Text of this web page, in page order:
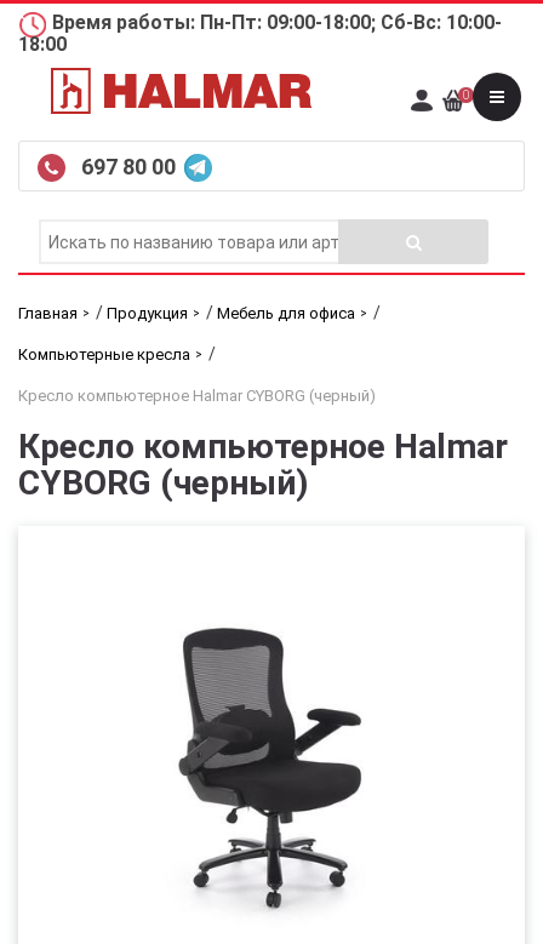
Время работы: Пн-Пт: 09:00-18:00; Сб-Вс: 10:00-
18:00
697 80 00
0
Главная / Продукция / Мебель для офиса /
Компьютерные кресла /
Кресло компьютерное Halmar CYBORG (черный)
Кресло компьютерное Halmar
CYBORG (черный)